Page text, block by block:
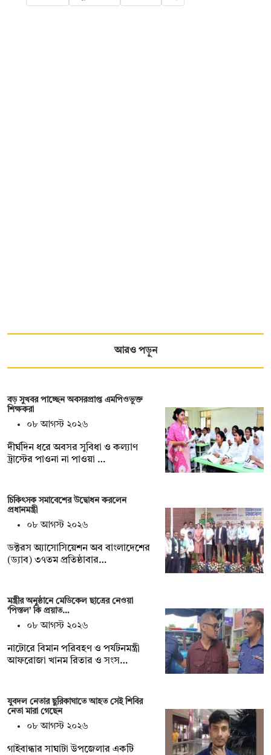
আরও পড়ুন
বড় সুখবর পাচ্ছেন অবসরপ্রাপ্ত এমপিওভুক্ত
শিক্ষকরা
০৮ আগস্ট ২০২৬
দীর্ঘদিন ধরে অবসর সুবিধা ও কল্যাণ
ট্রাস্টের পাওনা না পাওয়া …
চিকিৎসক সমাবেশের উদ্বোধন করলেন
প্রধানমন্ত্রী
০৮ আগস্ট ২০২৬
ডক্টরস অ্যাসোসিয়েশন অব বাংলাদেশের
(ড্যাব) ৩৭তম প্রতিষ্ঠাবার…
মন্ত্রীর অনুষ্ঠানে মেডিকেল ছাত্রের নেওয়া
‘পিস্তল’ কি প্রয়াত…
০৮ আগস্ট ২০২৬
নাটোরে বিমান পরিবহণ ও পর্যটনমন্ত্রী
আফরোজা খানম রিতার ও সংস…
যুবদল নেতার ছুরিকাঘাতে আহত সেই শিবির
নেতা মারা গেছেন
০৮ আগস্ট ২০২৬
গাইবান্ধার সাঘাটা উপজেলার একটি